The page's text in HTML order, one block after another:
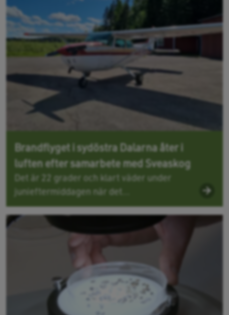
Brandflyget i sydöstra Dalarna åter i
luften efter samarbete med Sveaskog
Det är 22 grader och klart väder under
junieftermiddagen när det...